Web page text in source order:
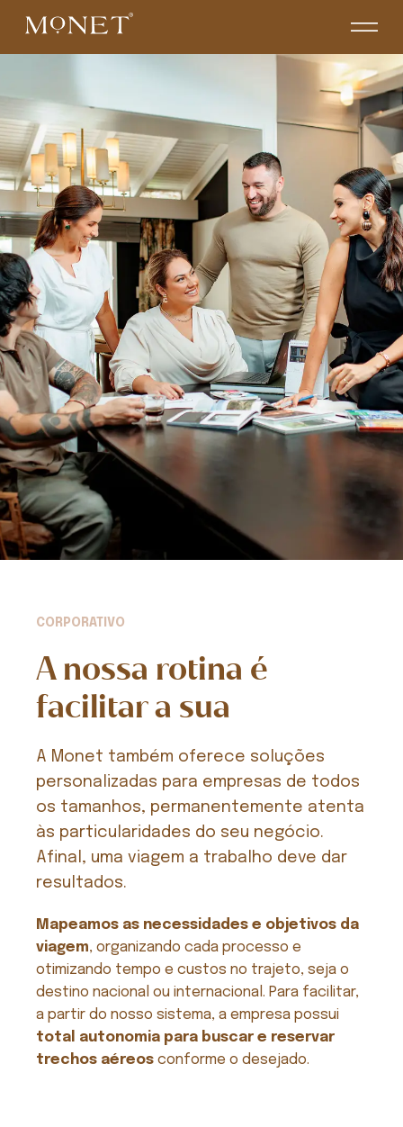
CORPORATIVO
A nossa rotina é
facilitar a sua
A Monet também oferece soluções
personalizadas para empresas de todos
os tamanhos, permanentemente atenta
às particularidades do seu negócio.
Afinal, uma viagem a trabalho deve dar
resultados.
Mapeamos as necessidades e objetivos da
viagem, organizando cada processo e
otimizando tempo e custos no trajeto, seja o
destino nacional ou internacional. Para facilitar,
a partir do nosso sistema, a empresa possui
total autonomia para buscar e reservar
trechos aéreos conforme o desejado.